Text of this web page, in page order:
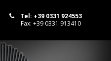
Tel: +39 0331 924553
Fax: +39 0331 913410